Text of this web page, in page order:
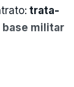
trata-
base militar